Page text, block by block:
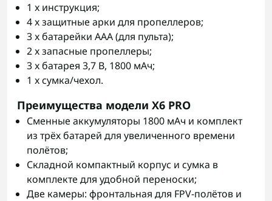
1 x инструкция;
4 x защитные арки для пропеллеров;
3 x батарейки ААА (для пульта);
2 x запасные пропеллеры;
3 x батарея 3,7 В, 1800 мАч;
1 x сумка/чехол.
Преимущества модели X6 PRO
Сменные аккумуляторы 1800 мАч и комплект
из трёх батарей для увеличенного времени
полётов;
Складной компактный корпус и сумка в
комплекте для удобной переноски;
Две камеры: фронтальная для FPV‑полётов и